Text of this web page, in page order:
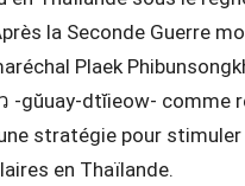
la Seconde Guerre
Plaek
-gŭuay-dtĭieow- comme
stratégie pour stimuler
en Thaïlande.